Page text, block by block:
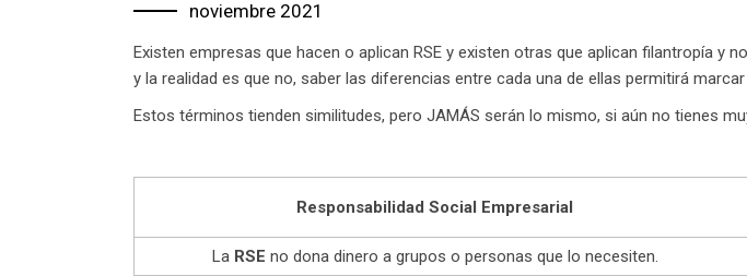
noviembre 2021
Existen empresas que hacen o aplican RSE y existen otras que aplican filantropía
y la realidad es que no, saber las diferencias entre cada una de ellas permitirá
Estos términos tienden similitudes, pero JAMÁS serán lo mismo, si aún no tienes
Responsabilidad Social Empresarial
La RSE no dona dinero a grupos o personas que lo necesiten.